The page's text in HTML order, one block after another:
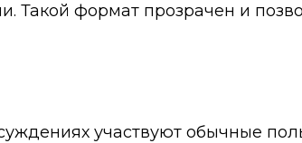
Такой формат прозрачен и
участвуют обычные